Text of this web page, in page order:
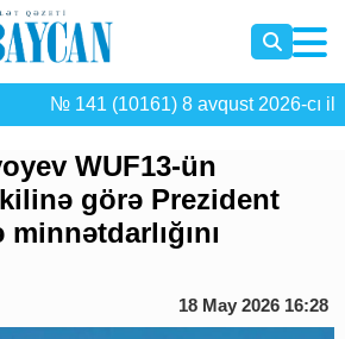
№ 141 (10161) 8 avqust 2026-cı il
WUF13-ün
görə Prezident
18 May 2026 16:28